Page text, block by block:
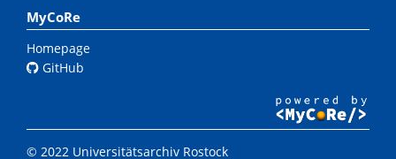
MyCoRe
Homepage
GitHub
© 2022 Universitätsarchiv Rostock